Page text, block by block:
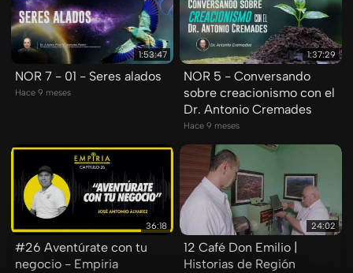
1:53:47
NOR 7 - 01 - Seres alados
Hace 9 meses
1:37:29
NOR 5 - Conversando
sobre creacionismo con el
Dr. Antonio Cremades
Hace 9 meses
36:18
#26 Aventúrate con tu
negocio - Empiria
24:02
12 Café Don Emilio |
Historias de Región